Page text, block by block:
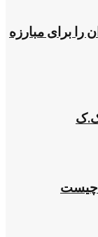
برای مبارزه
چیست